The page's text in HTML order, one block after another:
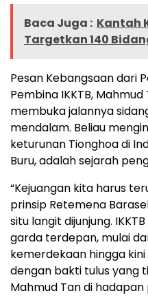
Baca Juga : Kantah
Targetkan 140
Pesan Kebangsaan dari
Pembina IKKTB,
membuka jalannya
mendalam. Beliau
keturunan Tionghoa di
Buru, adalah sejarah
“Kejuangan kita harus
prinsip Retemena
situ langit dijunjung.
garda terdepan, mulai
kemerdekaan hingga
dengan bakti tulus yang
Mahmud Tan di